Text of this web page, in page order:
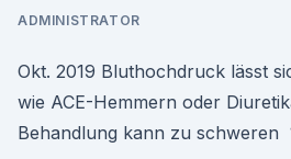
ADMINISTRATOR
Okt. 2019 Bluthochdruck lässt
wie ACE-Hemmern oder
Behandlung kann zu schweren